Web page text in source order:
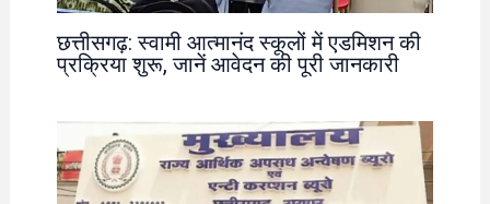
छत्तीसगढ़: स्वामी आत्मानंद स्कूलों में एडमिशन की
प्रक्रिया शुरू, जानें आवेदन की पूरी जानकारी